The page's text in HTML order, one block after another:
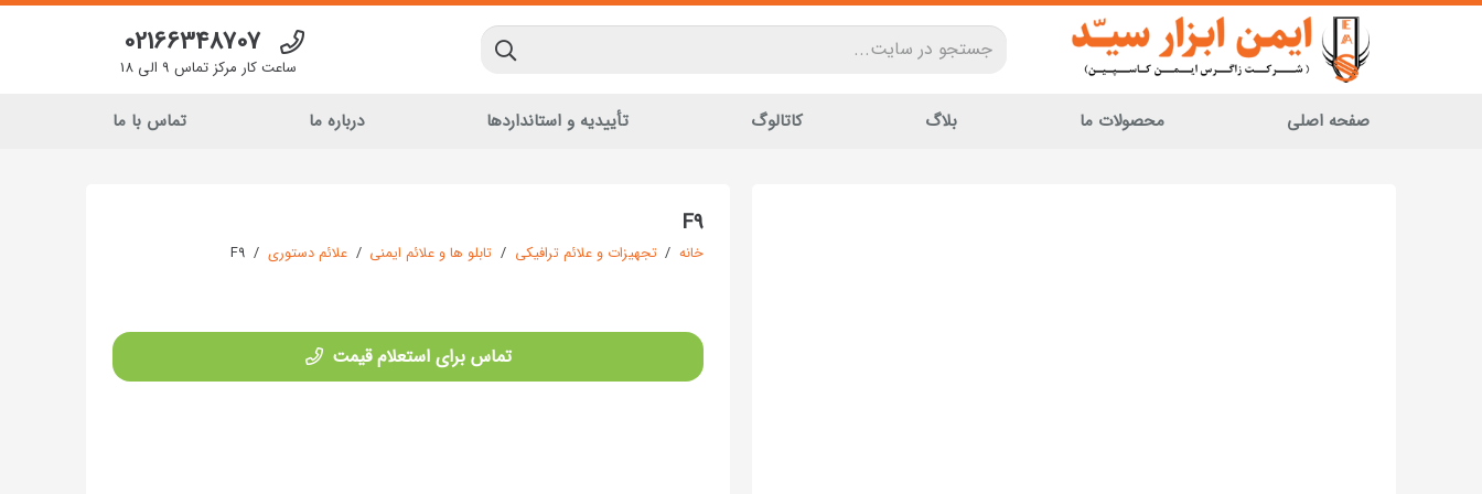
02166348707
ساعت کار مرکز تماس 9 الی 18
صفحه اصلی محصولات ما بلاگ کاتالوگ تأییدیه و استانداردها درباره ما تماس با ما
F9
خانه / تجهیزات و علائم ترافیکی / تابلو ها و علائم ایمنی / علائم دستوری /
F9
تماس برای استعلام قیمت